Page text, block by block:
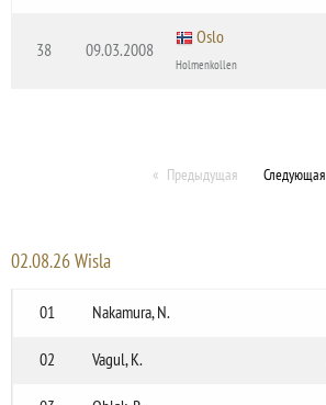
38 09.03.2008
Oslo
Holmenkollen
Предыдущая Следующая
02.08.26 Wisla
01
Nakamura, N.
02 Vagul, K.